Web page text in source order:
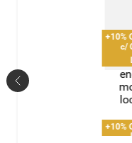
+10%
c/
+10%
c/